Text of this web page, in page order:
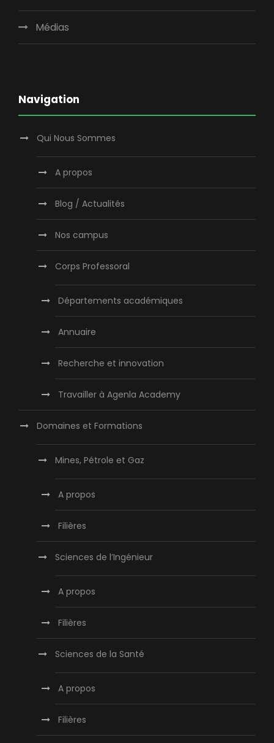
Médias
Navigation
Qui Nous Sommes
A propos
Blog / Actualités
Nos campus
Corps Professoral
Départements académiques
Annuaire
Recherche et innovation
Travailler à Agenla Academy
Domaines et Formations
Mines, Pétrole et Gaz
A propos
Filières
Sciences de l’Ingénieur
A propos
Filières
Sciences de la Santé
A propos
Filières